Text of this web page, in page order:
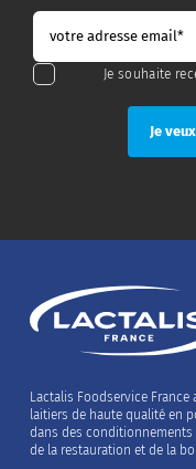
Je souhaite
Lactalis Foodservice
laitiers de haute qualité en
dans des
de la restauration et de la